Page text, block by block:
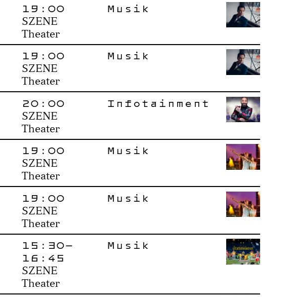
19:00
SZENE
Theater
Musik
19:00
SZENE
Theater
Musik
20:00
SZENE
Theater
Infotainment
19:00
SZENE
Theater
Musik
19:00
SZENE
Theater
Musik
15:30–
16:45
SZENE
Theater
Musik